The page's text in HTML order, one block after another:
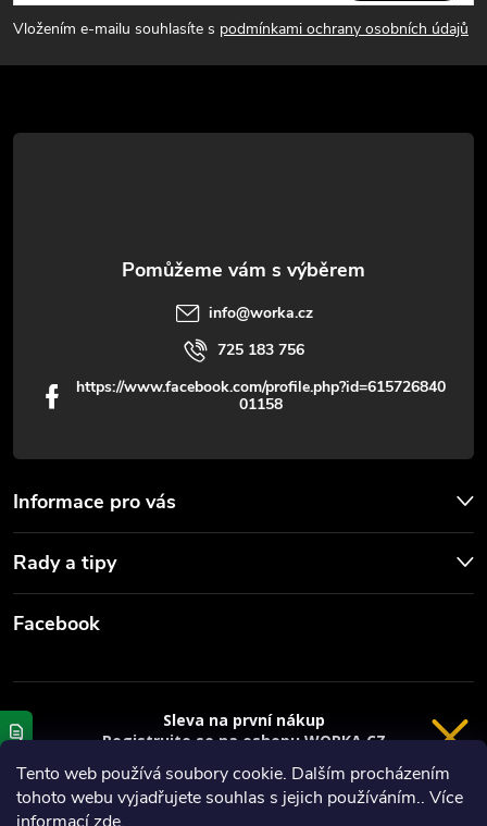
Tento web používá soubory cookie. Dalším procházením
tohoto webu vyjadřujete souhlas s jejich používáním.. Více
p
a
t
Vložením e-mailu souhlasíte s podmínkami ochrany osobních údajů
Informace pro vás
Rady a tipy
info@worka.cz
725 183 756
https://www.facebook.com/profile.php?id=615726840
01158
Facebook
Copyright 2026
Sleva na první nákup
Registrujte se na eshopu WORKA.CZ
sleva 100 Kč* na nákup je Vaše.
Registrace
VRÁCENÍ 14 DNÍ